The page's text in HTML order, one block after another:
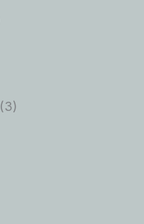
(3)